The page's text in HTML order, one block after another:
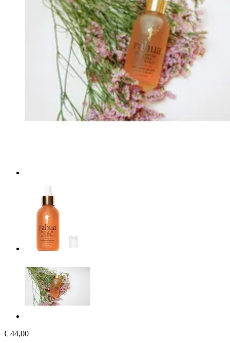
€ 44,00